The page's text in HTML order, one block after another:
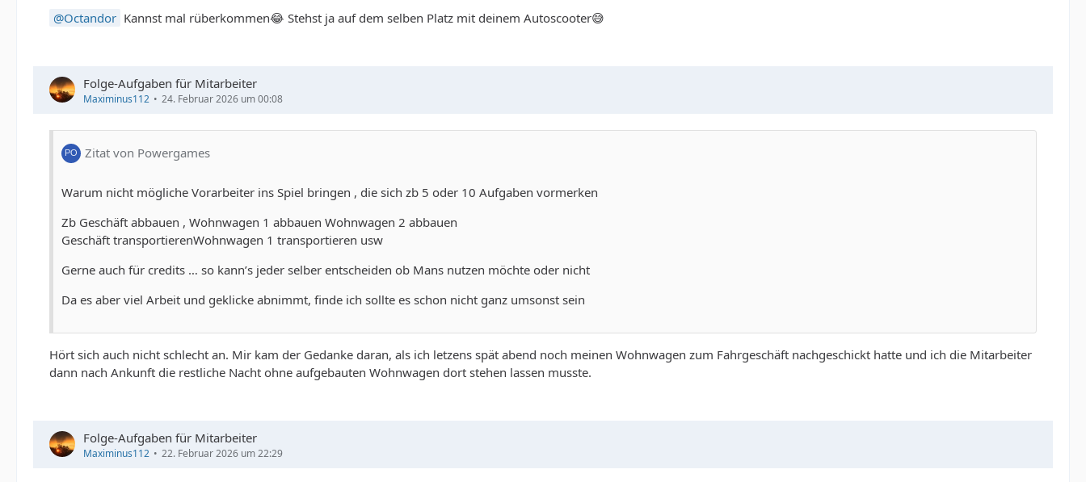
Octandor Kannst mal rüberkommen😂 Stehst ja auf dem selben Platz mit deinem Autoscooter😅
Folge-Aufgaben für Mitarbeiter
Maximinus112 24. Februar 2026 um 00:08
Zitat von Powergames
Warum nicht mögliche Vorarbeiter ins Spiel bringen , die sich zb 5 oder 10 Aufgaben vormerken
Zb Geschäft abbauen , Wohnwagen 1 abbauen Wohnwagen 2 abbauen
Geschäft transportierenWohnwagen 1 transportieren usw
Gerne auch für credits … so kann’s jeder selber entscheiden ob Mans nutzen möchte oder nicht
Da es aber viel Arbeit und geklicke abnimmt, finde ich sollte es schon nicht ganz umsonst sein
Hört sich auch nicht schlecht an. Mir kam der Gedanke daran, als ich letzens spät abend noch meinen Wohnwagen zum Fahrgeschäft nachgeschickt hatte und ich die Mitarbeiter
dann nach Ankunft die restliche Nacht ohne aufgebauten Wohnwagen dort stehen lassen musste.
Folge-Aufgaben für Mitarbeiter
Maximinus112 22. Februar 2026 um 22:29